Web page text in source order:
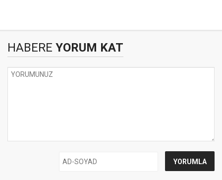
HABERE YORUM KAT